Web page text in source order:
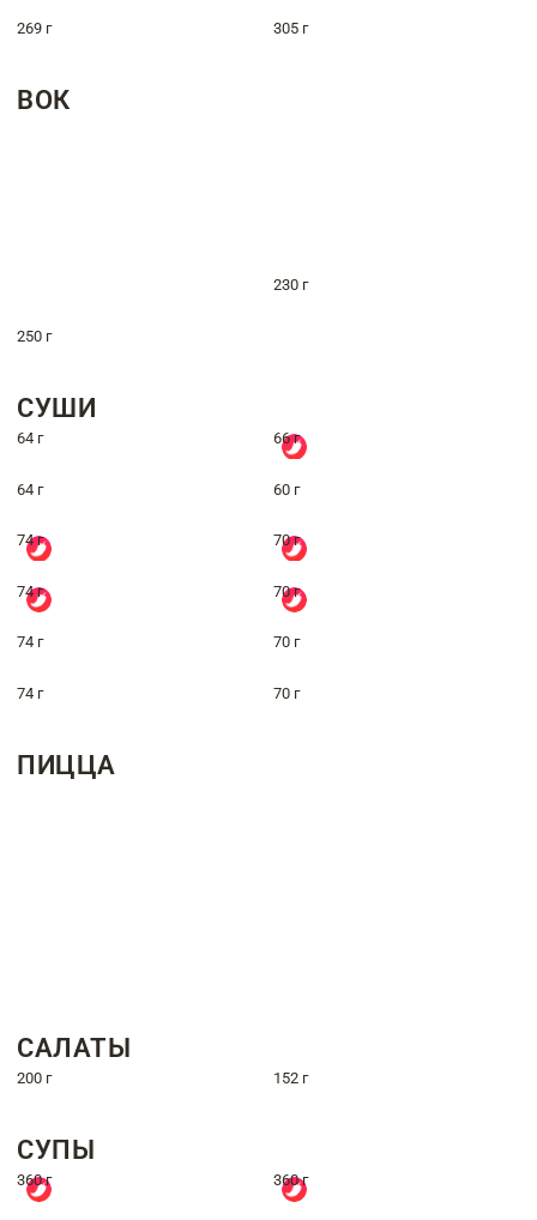
269 г 305 г
ВОК
230 г
250 г
СУШИ
64 г 66 г
64 г 60 г
74 г 70 г
74 г 70 г
74 г 70 г
74 г 70 г
ПИЦЦА
САЛАТЫ
200 г 152 г
СУПЫ
360 г 360 г